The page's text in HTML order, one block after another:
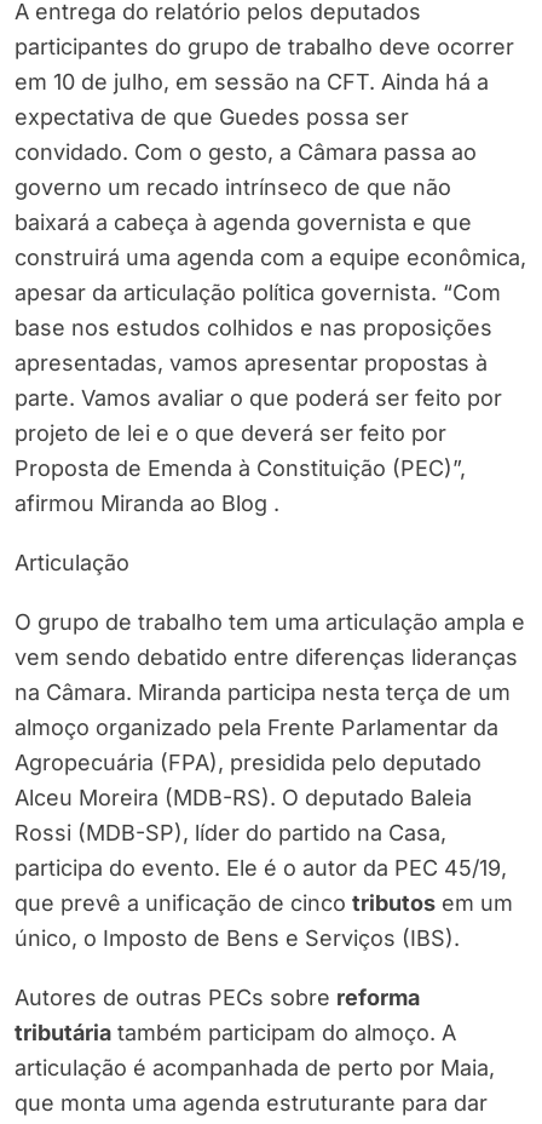
A entrega do relatório pelos deputados
participantes do grupo de trabalho deve ocorrer
em 10 de julho, em sessão na CFT. Ainda há a
expectativa de que Guedes possa ser
convidado. Com o gesto, a Câmara passa ao
governo um recado intrínseco de que não
baixará a cabeça à agenda governista e que
construirá uma agenda com a equipe econômica,
apesar da articulação política governista. “Com
base nos estudos colhidos e nas proposições
apresentadas, vamos apresentar propostas à
parte. Vamos avaliar o que poderá ser feito por
projeto de lei e o que deverá ser feito por
Proposta de Emenda à Constituição (PEC)”,
afirmou Miranda ao Blog .
Articulação
O grupo de trabalho tem uma articulação ampla e
vem sendo debatido entre diferenças lideranças
na Câmara. Miranda participa nesta terça de um
almoço organizado pela Frente Parlamentar da
Agropecuária (FPA), presidida pelo deputado
Alceu Moreira (MDB-RS). O deputado Baleia
Rossi (MDB-SP), líder do partido na Casa,
participa do evento. Ele é o autor da PEC 45/19,
que prevê a unificação de cinco tributos em um
único, o Imposto de Bens e Serviços (IBS).
Autores de outras PECs sobre reforma
tributária também participam do almoço. A
articulação é acompanhada de perto por Maia,
que monta uma agenda estruturante para dar